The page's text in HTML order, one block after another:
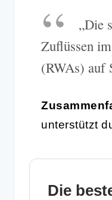
„Die
Zuflüssen
(RWAs) auf
unterstützt
Die